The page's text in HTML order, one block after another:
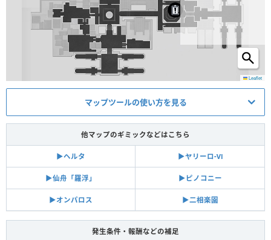
Leaflet
マップツールの使い方を見る
他マップのギミックなどはこちら
▶︎ヘルタ ▶︎ヤリーロ-Ⅵ
▶︎仙舟「羅浮」 ▶︎ピノコニー
▶︎オンパロス ▶︎二相楽園
発生条件・報酬などの補足